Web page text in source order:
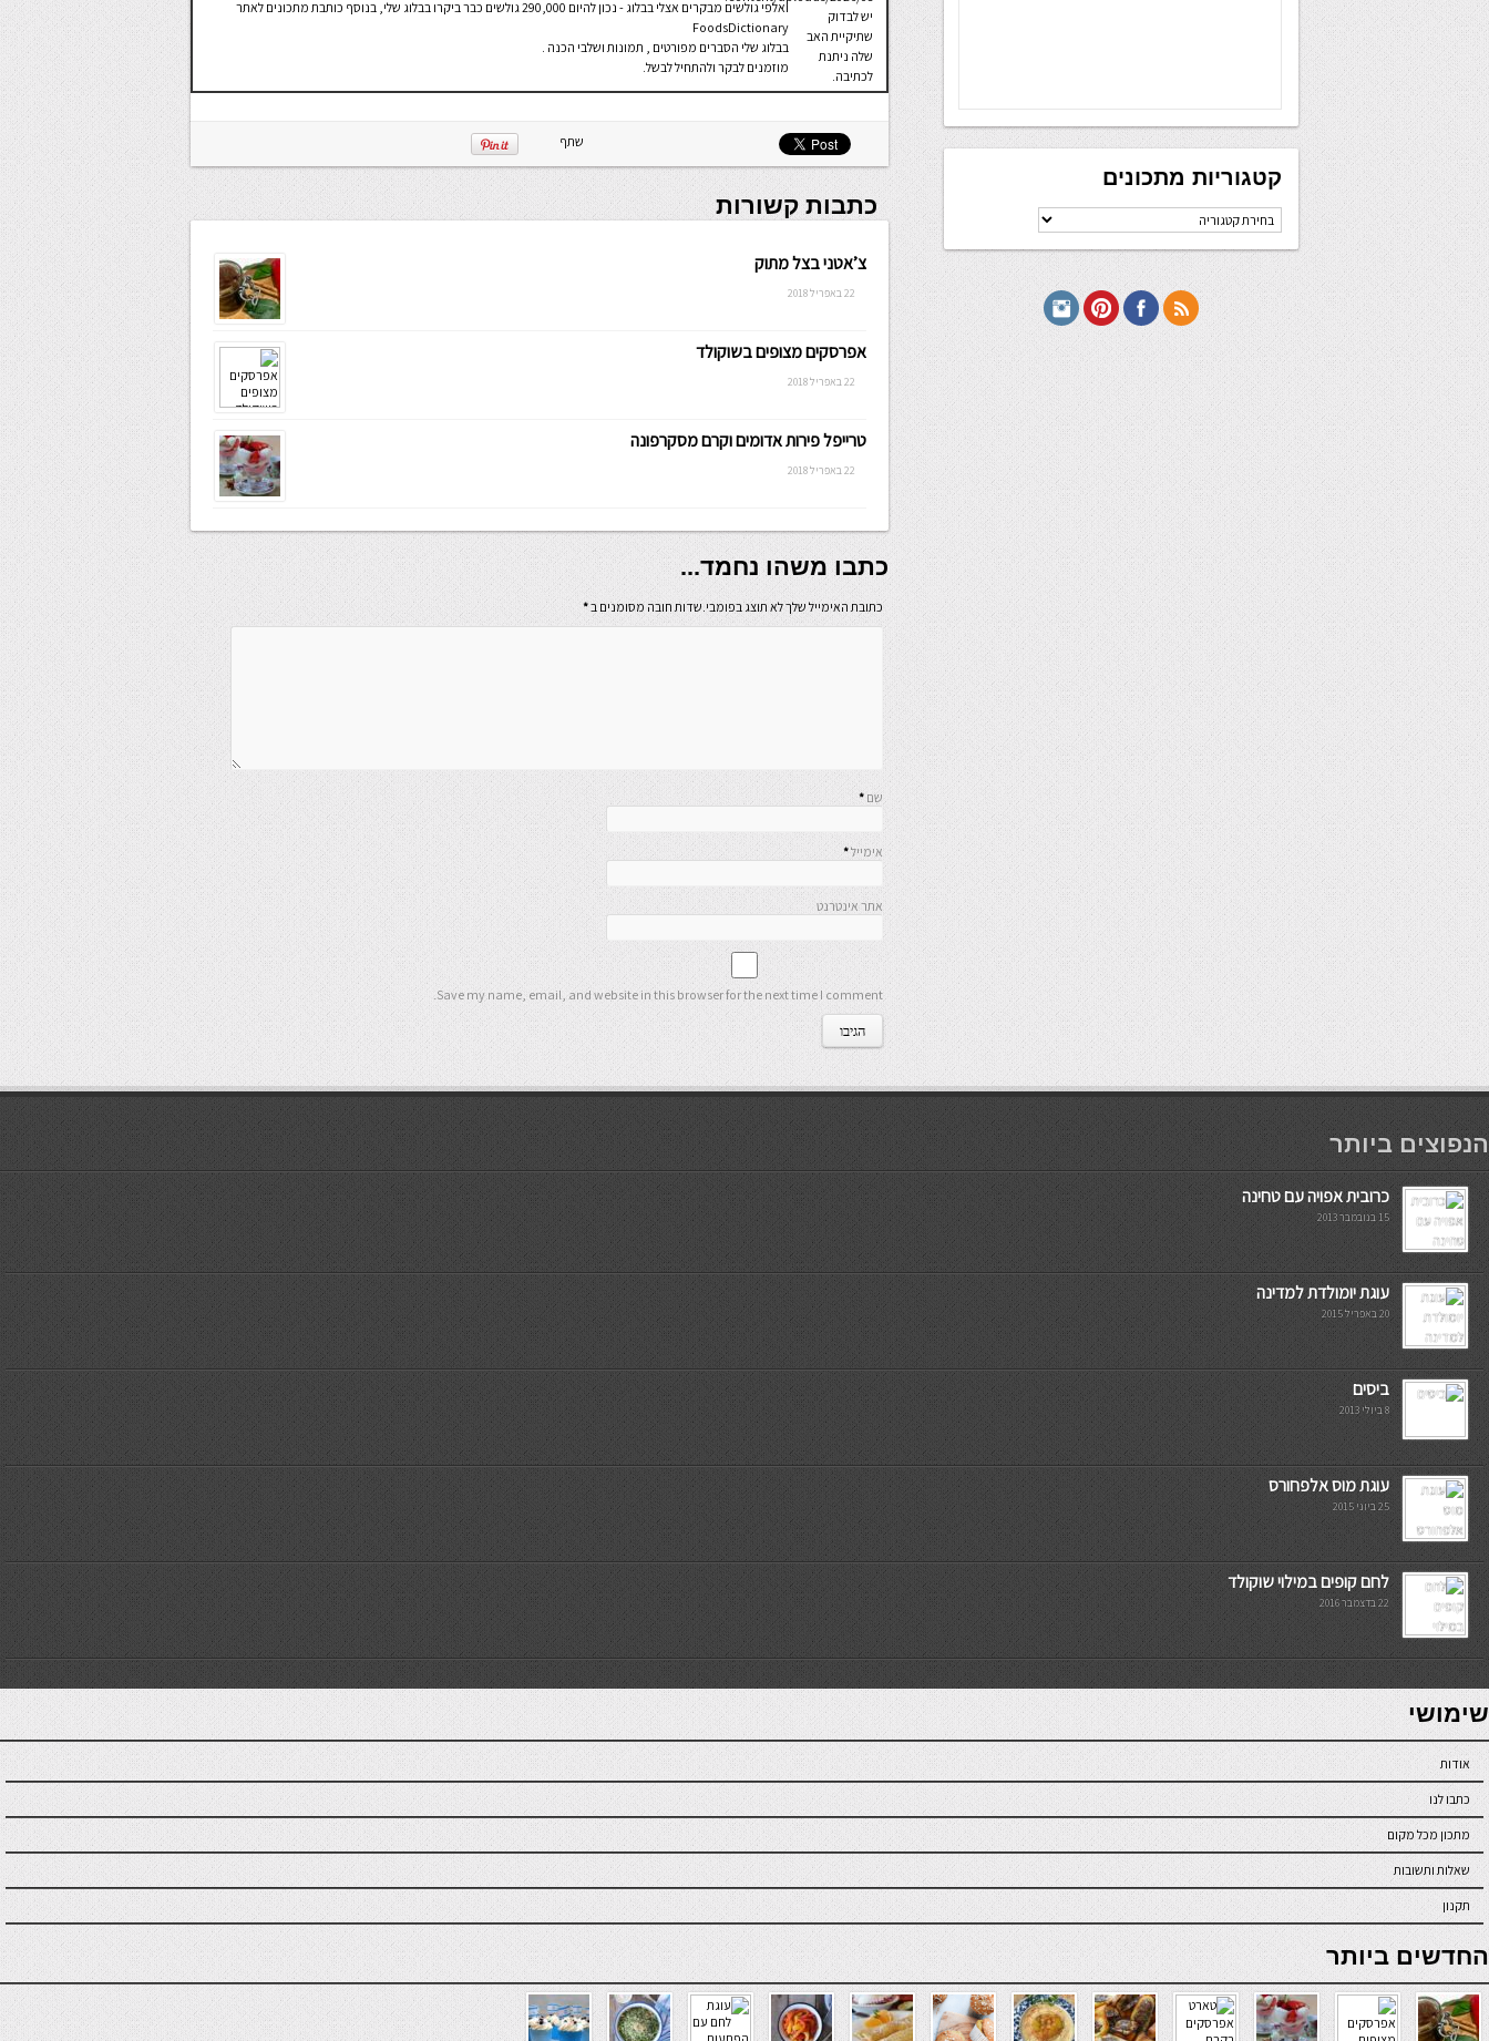
יש לבדוק
שתיקיית האב
שלה ניתנת
לכתיבה.
ואלפי גולשים מבקרים אצלי בבלוג - נכון להיום 290,000 גולשים כבר ביקרו בבלוג שלי, בנוסף כותבת מתכונים לאתר
FoodsDictionary
בבלוג שלי הסברים מפורטים , תמונות ושלבי הכנה .
מוזמנים לבקר ולהתחיל לבשל.
שתף
כתבות קשורות
צ’אטני בצל מתוק
22 באפריל 2018
אפרסקים מצופים בשוקולד
22 באפריל 2018
טרייפל פירות אדומים וקרם מסקרפונה
22 באפריל 2018
כתבו משהו נחמד...
כתובת האימייל שלך לא תוצג בפומבי.שדות חובה מסומנים ב*
שם *
אימייל*
אתר אינטרנט
Save my name, email, and website in this browser for the next time I comment.
קטגוריות מתכונים
קטגוריות
מתכונים
мостбет кг
הנפוצים ביותר
כרובית אפויה עם טחינה
15 בנובמבר 2013
עוגת יומולדת למדינה
20 באפריל 2015
ביסים
8 ביולי 2013
עוגת מוס אלפחורס
25 ביוני 2015
לחם קופים במילוי שוקולד
22 בדצמבר 2016
7slots
seriöse online casinos österreich
שימושי
אודות
כתבו לנו
מתכון מכל מקום
שאלות ותשובות
תקנון
online casino
החדשים ביותר